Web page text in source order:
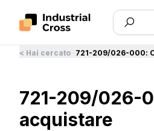
< Hai cercato 721-209/026-000:
721-209/026-
acquistare